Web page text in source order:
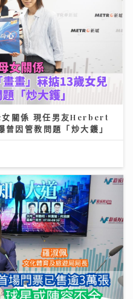
女關係 現任男友Herbert
因管教問題「炒大鑊」